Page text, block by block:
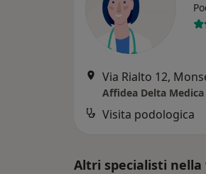
Via Rialto 12,
Affidea Delta Medica
Visita podologica
Altri specialisti nella